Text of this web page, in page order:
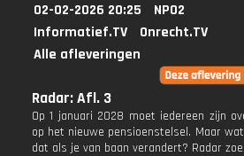
02-02-2026 20:25
NPO2
Informatief.TV
Onrecht.TV
Alle afleveringen
Radar: Afl. 3
Op 1 januari 2028 moet iedereen zijn
op het nieuwe pensioenstelsel. Maar
dat als je van baan verandert? Radar